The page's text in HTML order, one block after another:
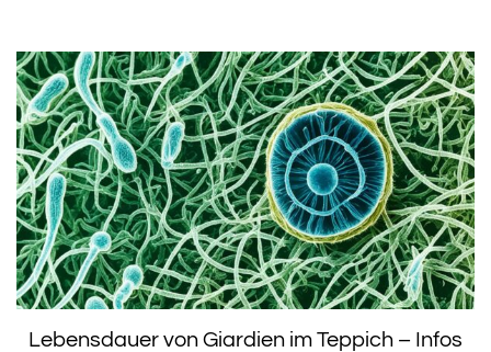
Lebensdauer von Giardien im Teppich – Infos